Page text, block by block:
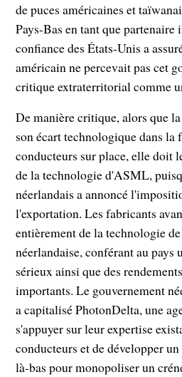
de puces américaines et
Pays-Bas en tant que partenaire
confiance des États-Unis a
américain ne percevait pas cet
critique extraterritorial comme
De manière critique, alors que
son écart technologique dans la
conducteurs sur place, elle doit
de la technologie d'ASML,
néerlandais a annoncé
l'exportation. Les fabricants
entièrement de la technologie
néerlandaise, conférant au pays
sérieux ainsi que des
importants. Le gouvernement
a capitalisé PhotonDelta, une
s'appuyer sur leur expertise
conducteurs et de développer
là-bas pour monopoliser un